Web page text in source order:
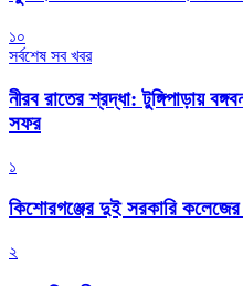
১০
সর্বশেষ সব খবর
নীরব রাতের শ্রদ্ধা: টুঙ্গিপাড়ায়
সফর
১
কিশোরগঞ্জের দুই সরকারি কলেজের
২